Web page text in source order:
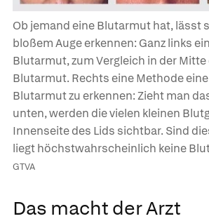
Ob jemand eine Blutarmut hat, lässt
bloßem Auge erkennen: Ganz links
Blutarmut, zum Vergleich in der
Blutarmut. Rechts eine Methode
Blutarmut zu erkennen: Zieht man
unten, werden die vielen kleinen
Innenseite des Lids sichtbar. Sind
liegt höchstwahrscheinlich keine
GTVA
Das macht der Arzt